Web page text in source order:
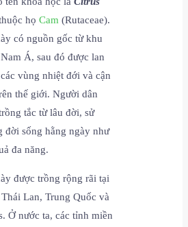
họCam (Rutaceae).
có nguồn gốc từ khu
Á, sau đó được lan
vùng nhiệt đới và cận
thế giới. Người dân
tắc từ lâu đời, sử
đời sống hằng ngày như
đa năng.
được trồng rộng rãi tại
Lan, Trung Quốc và
Ở nước ta, các tỉnh miền